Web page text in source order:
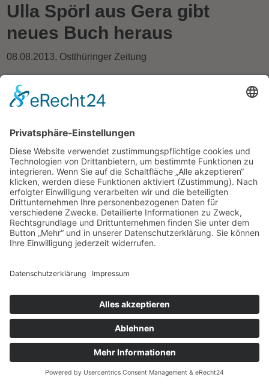
Ulla Spörl aus Gera gibt
neues Buch heraus
08.08.2013, Ostthüringer Zeitung
der 50er Jahre in Schleiz geborenen Karla. Gespräch mit
der Geraer Autorin Ulla Spörl zu ihrem autobiografischen
Die
Geraer Autorin Ulla Spörl. Foto: Frank Rüdiger
24 Bücher haben Sie seit 2000 veröffentlicht:
Sachbücher, Regionalkundliches, den ersten Band
einer vierbändigen Otto-Dix-Biografie,
Kriminalromane… Ihr Roman „Lebens(t)räume“ nun hat
deutlich autobiografische Züge. Warum haben Sie sich
Sie erzählen Ihre Lebensgeschichte, die Ihres
Lebensgefährten. Wer nicht in Gera lebt, kann natürlich
keine realen Personen wiedererkennen. Wer in Gera
lebt, aber schon. Selbst bei den Namen legen Sie